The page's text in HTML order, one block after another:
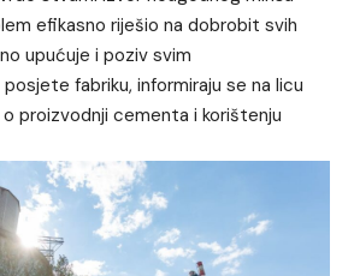
efikasno riješio na dobrobit svih
upućuje i poziv svim
fabriku, informiraju se na licu
proizvodnji cementa i korištenju